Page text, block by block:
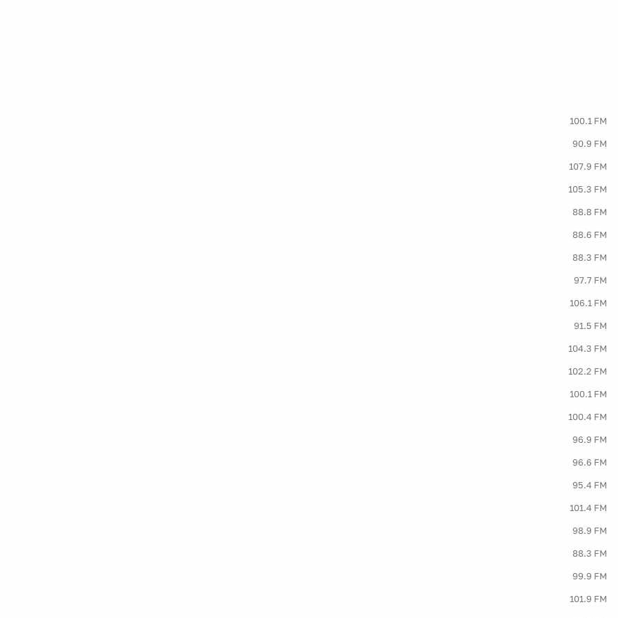
100.1 FM
90.9 FM
107.9 FM
105.3 FM
88.8 FM
88.6 FM
88.3 FM
97.7 FM
106.1 FM
91.5 FM
104.3 FM
102.2 FM
100.1 FM
100.4 FM
96.9 FM
96.6 FM
95.4 FM
101.4 FM
98.9 FM
88.3 FM
99.9 FM
101.9 FM